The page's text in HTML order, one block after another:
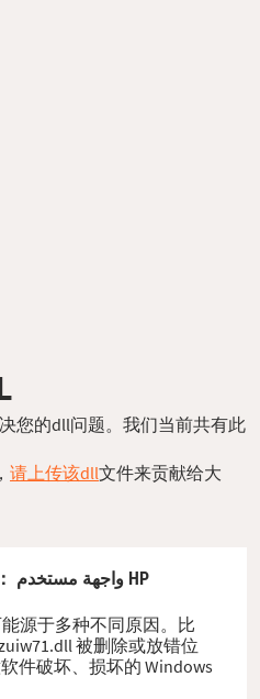
您的dll问题。我们当前共有此
请上传该dll文件来贡献给大
： واجهة مستخدم HP
源于多种不同原因。比
被删除或放错位
件破坏、损坏的 Windows